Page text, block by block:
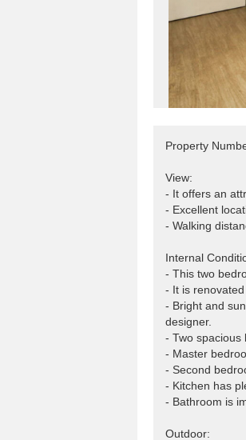
Property
View:
- It offers an
- Excellent
- Walking
Internal
- This two
- It is
- Bright and
designer.
- Two spacious
- Master
- Second
- Kitchen has
- Bathroom is
Outdoor: